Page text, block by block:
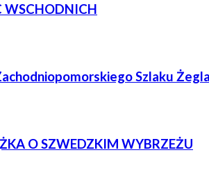
WSCHODNICH
Szlaku
O SZWEDZKIM WYBRZEŻU